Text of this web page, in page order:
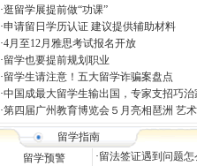
·逛留学展提前做“功课”
·申请留日学历认证 建议提供辅助材料
·4月至12月雅思考试报名开放
·留学也要提前规划职业
·留学生请注意！五大留学诈骗案盘点
·中国成最大留学生输出国，专家支招巧治
·第四届广州教育博览会５月亮相琶洲 艺
留学指南
留学预警
·留法签证遇到问题怎